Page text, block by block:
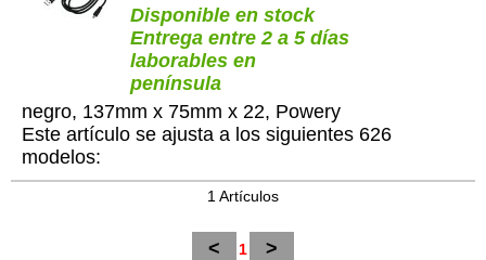
Disponible en stock
Entrega entre 2 a 5 días
laborables en
península
negro, 137mm x 75mm x 22, Powery
Este artículo se ajusta a los siguientes 626
modelos:
1 Artículos
< 1 >